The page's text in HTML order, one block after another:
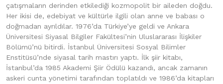
çatışmaların derinden etkilediği kozmopolit bir aileden doğdu.
Her ikisi de, edebiyat ve kültürle ilgili olan anne ve babası o
doğmadan ayrıldılar. 1976’da Türkiye’ye geldi ve Ankara
Üniversitesi Siyasal Bilgiler Fakültesi’nin Uluslararası İlişkiler
Bölümü’nü bitirdi. İstanbul Üniversitesi Sosyal Bilimler
Enstitüsü’nde siyasal tarih mastırı yaptı. İlk şiir kitabı,
İstanbul’da 1985 Akademi Şiir Ödülü kazandı, ancak zamanın
askeri cunta yönetimi tarafından toplatıldı ve 1986’da kitapları